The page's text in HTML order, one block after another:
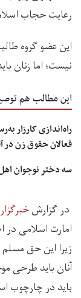
رعایت حجاب
این عضو گروه
نیست؛ اما زنان
این مطالب هم
راه‌اندازی کارزار
فعالان حقوق زن در
سه دختر نوجوان
در گزارش
امارت اسلامی در
زیرا این حق
آنان باید طرحی
باید در چارچوب